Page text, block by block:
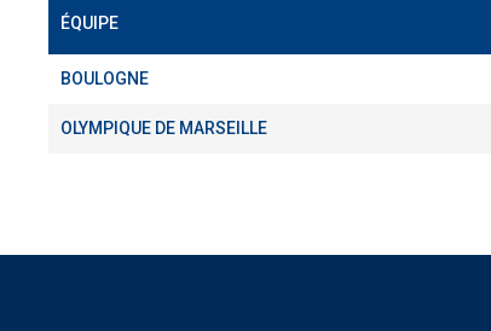
ÉQUIPE
BOULOGNE
OLYMPIQUE DE MARSEILLE